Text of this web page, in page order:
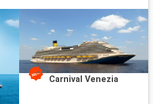
Carnival Venezia